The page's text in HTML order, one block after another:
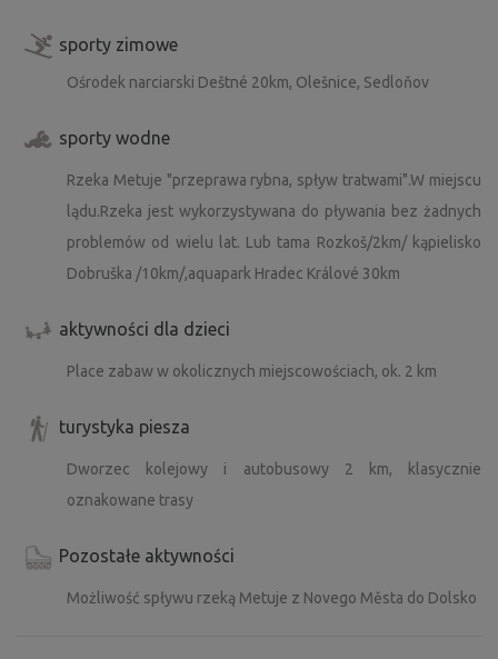
sporty zimowe
Ośrodek narciarski Deštné 20km, Olešnice, Sedloňov
sporty wodne
Rzeka Metuje "przeprawa rybna, spływ tratwami".W miejscu
lądu.Rzeka jest wykorzystywana do pływania bez żadnych
problemów od wielu lat. Lub tama Rozkoš/2km/ kąpielisko
Dobruška /10km/,aquapark Hradec Králové 30km
aktywności dla dzieci
Place zabaw w okolicznych miejscowościach, ok. 2 km
turystyka piesza
Dworzec kolejowy i autobusowy 2 km, klasycznie
oznakowane trasy
Pozostałe aktywności
Możliwość spływu rzeką Metuje z Novego Města do Dolsko